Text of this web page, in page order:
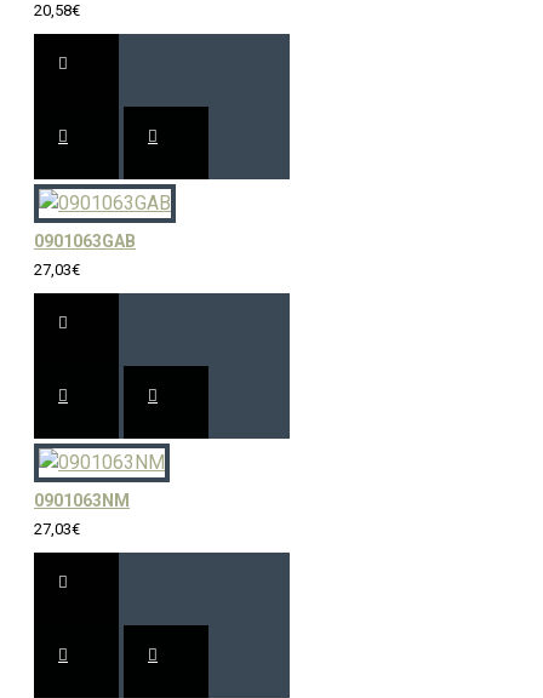
20,58€
0901063GAB
27,03€
0901063NM
27,03€